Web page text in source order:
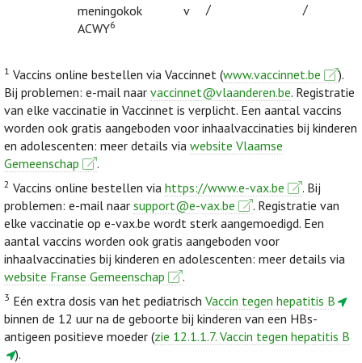
meningokok
ACWY6
v / /
1 Vaccins online bestellen via Vaccinnet (www.vaccinnet.be
).
Bij problemen: e-mail naar vaccinnet@vlaanderen.be. Registratie
van elke vaccinatie in Vaccinnet is verplicht. Een aantal vaccins
worden ook gratis aangeboden voor inhaalvaccinaties bij kinderen
en adolescenten: meer details via website Vlaamse
Gemeenschap
.
2 Vaccins online bestellen via https://www.e-vax.be
. Bij
problemen: e-mail naar support@e-vax.be
. Registratie van
elke vaccinatie op e-vax.be wordt sterk aangemoedigd. Een
aantal vaccins worden ook gratis aangeboden voor
inhaalvaccinaties bij kinderen en adolescenten: meer details via
website Franse Gemeenschap
.
3 Eén extra dosis van het pediatrisch Vaccin tegen hepatitis B
binnen de 12 uur na de geboorte bij kinderen van een HBs-
antigeen positieve moeder (zie 12.1.1.7. Vaccin tegen hepatitis B
).